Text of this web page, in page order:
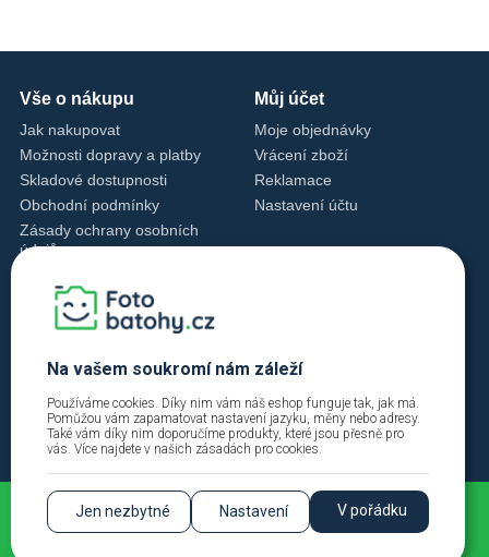
Vše o nákupu
Jak nakupovat
Možnosti dopravy a platby
Skladové dostupnosti
Obchodní podmínky
Zásady ochrany osobních
údajů
Zásady cookies
Můj účet
Moje objednávky
Vrácení zboží
Reklamace
Nastavení účtu
Kontakty
+420 720 762 432
Po - Pá 9:00 - 18:00
2026 © Fotobatohy.cz | FIINYX VISION s.r.o. |
Na vašem soukromí nám záleží
Používáme cookies. Díky nim vám náš eshop funguje tak, jak má.
Pomůžou vám zapamatovat nastavení jazyku, měny nebo adresy.
Také vám díky nim doporučíme produkty, které jsou přesně pro
vás. Více najdete v našich zásadách pro cookies.
Jen nezbytné Nastavení V pořádku